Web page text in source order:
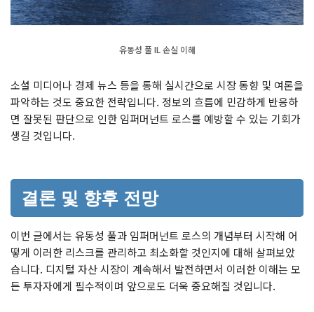
유동성 풀 IL 손실 이해
소셜 미디어나 경제 뉴스 등을 통해 실시간으로 시장 동향 및 여론을
파악하는 것도 중요한 전략입니다. 정보의 흐름에 민감하게 반응하
면 잘못된 판단으로 인한 임퍼머넌트 로스를 예방할 수 있는 기회가
생길 것입니다.
결론 및 향후 전망
이번 글에서는 유동성 풀과 임퍼머넌트 로스의 개념부터 시작해 어
떻게 이러한 리스크를 관리하고 최소화할 것인지에 대해 살펴보았
습니다. 디지털 자산 시장이 계속해서 발전하면서 이러한 이해는 모
든 투자자에게 필수적이며 앞으로도 더욱 중요해질 것입니다.